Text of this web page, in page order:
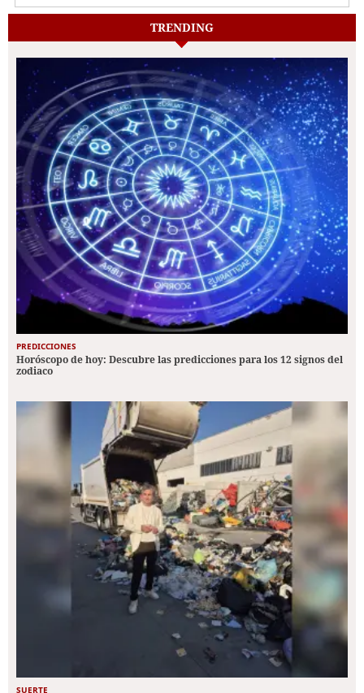
TRENDING
PREDICCIONES
Horóscopo de hoy: Descubre las predicciones para los 12 signos del
zodiaco
SUERTE